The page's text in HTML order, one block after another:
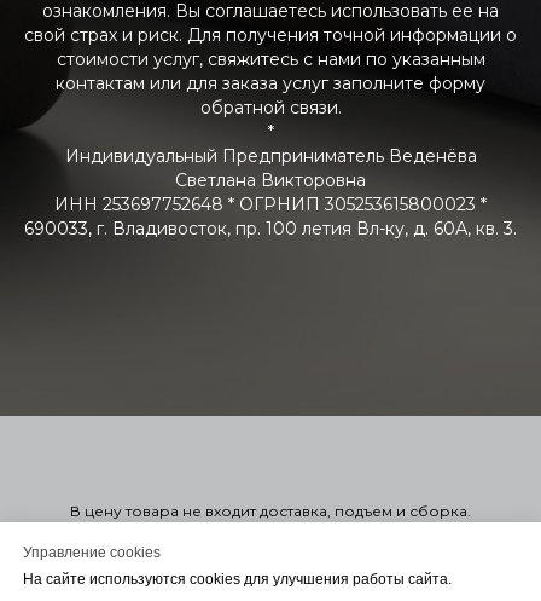
ознакомления. Вы соглашаетесь использовать ее на
свой страх и риск. Для получения точной информации о
стоимости услуг, свяжитесь с нами по указанным
контактам или для заказа услуг заполните форму
обратной связи.
*
Индивидуальный Предприниматель Веденёва
Светлана Викторовна
ИНН 253697752648 * ОГРНИП 305253615800023 *
690033, г. Владивосток, пр. 100 летия Вл-ку, д. 60А, кв. 3.
Управление cookies
На сайте используются cookies для улучшения работы сайта.
В цену товара не входит доставка, подъем и сборка.
категории. Узнать точную стоимость в нужной вам ткани можно
оформив заказ. Оформление заказа на сайте не обязывает